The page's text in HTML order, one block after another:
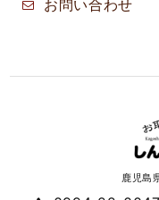
お問い合わせ
鹿児島